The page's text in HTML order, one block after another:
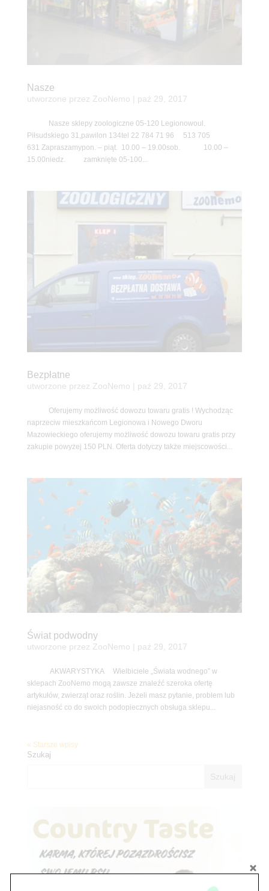
Nasze
utworzone przez ZooNemo paź 29, 2017
Nasze sklepy zoologiczne 05-120 Legionowoul.
Piłsudskiego 31,pawilon 134tel 22 784 71 96 513 705
631 Zapraszamypon. – piąt. 10.00 – 19.00sob. 10.00 –
15.00niedz. zamknięte 05-100...
Bezpłatne
utworzone przez ZooNemo paź 29, 2017
Oferujemy możliwość dowozu towaru gratis ! Wychodząc
naprzeciw mieszkańcom Legionowa i Nowego Dworu
Mazowieckiego oferujemy możliwość dowozu towaru gratis przy
zakupie powyżej 150 PLN. Oferta dotyczy także miejscowości...
Świat podwodny
utworzone przez ZooNemo paź 29, 2017
AKWARYSTYKA Wielbiciele „Świata wodnego” w
sklepach ZooNemo mogą zawsze znaleźć szeroka ofertę
artykułów, zwierząt oraz roślin. Jeżeli masz pytanie, problem lub
niejasność co do swoich podopiecznych obsługa sklepu...
« Starsze wpisy
Szukaj